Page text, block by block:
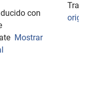
con
Mostrar